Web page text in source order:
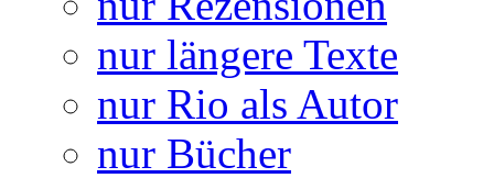
nur längere Texte
nur Rio als Autor
nur Bücher